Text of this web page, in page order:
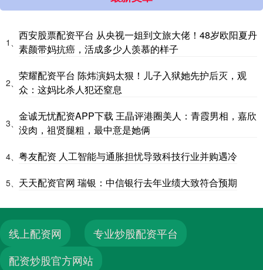
1、
西安股票配资平台 从央视一姐到文旅大佬！48岁欧阳夏丹
素颜带妈抗癌，活成多少人羡慕的样子
2、
荣耀配资平台 陈炜演妈太狠！儿子入狱她先护后灭，观
众：这妈比杀人犯还窒息
3、
金诚无忧配资APP下载 王晶评港圈美人：青霞男相，嘉欣
没肉，祖贤腿粗，最中意是她俩
4、 粤友配资 人工智能与通胀担忧导致科技行业并购遇冷
5、 天天配资官网 瑞银：中信银行去年业绩大致符合预期
线上配资网
专业炒股配资平台
配资炒股官方网站